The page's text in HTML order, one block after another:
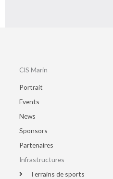
CIS Marin
Portrait
Events
News
Sponsors
Partenaires
Infrastructures
Terrains de sports